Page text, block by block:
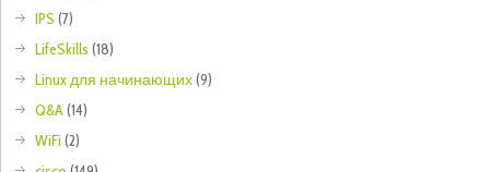
IPS (7)
LifeSkills (18)
Linux для начинающих(9)
Q&A(14)
WiFi (2)